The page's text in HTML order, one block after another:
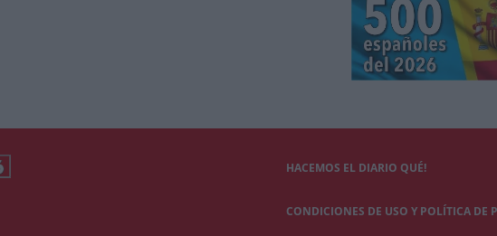
HACEMOS EL DIARIO QUÉ!
CONDICIONES DE USO Y POLÍTICA DE